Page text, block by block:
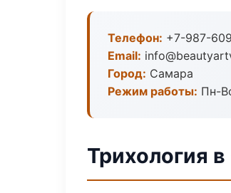
Телефон: +7-987-
Email:
Город: Самара
Режим работы: Пн-
Трихология